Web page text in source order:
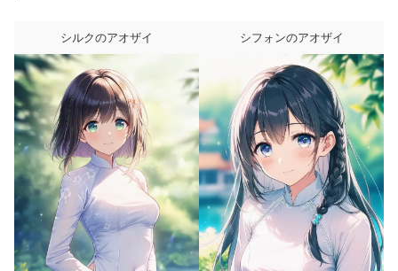
シルクのアオザイ シフォンのアオザイ